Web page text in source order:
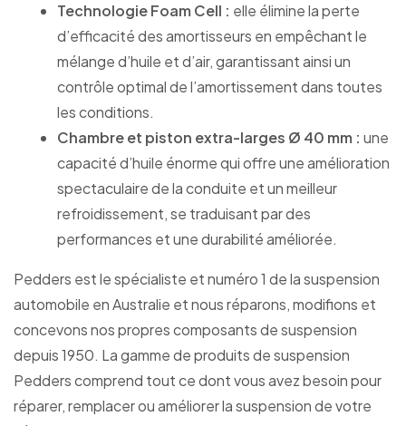
Technologie Foam Cell : elle élimine la perte
d’efficacité des amortisseurs en empêchant le
mélange d’huile et d’air, garantissant ainsi un
contrôle optimal de l’amortissement dans toutes
les conditions.
Chambre et piston extra-larges Ø 40 mm : une
capacité d’huile énorme qui offre une amélioration
spectaculaire de la conduite et un meilleur
refroidissement, se traduisant par des
performances et une durabilité améliorée.
Pedders est le spécialiste et numéro 1 de la suspension
automobile en Australie et nous réparons, modifions et
concevons nos propres composants de suspension
depuis 1950. La gamme de produits de suspension
Pedders comprend tout ce dont vous avez besoin pour
réparer, remplacer ou améliorer la suspension de votre